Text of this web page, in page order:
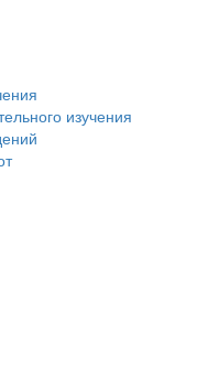
изучения